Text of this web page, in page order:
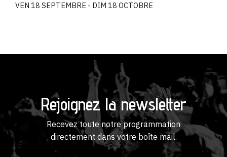
VEN 18 SEPTEMBRE - DIM 18 OCTOBRE
Rejoignez la newsletter
Recevez toute notre programmation
directement dans votre boîte mail.